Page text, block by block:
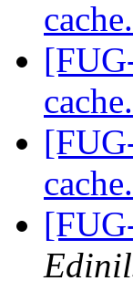
cache.
cache.
cache.